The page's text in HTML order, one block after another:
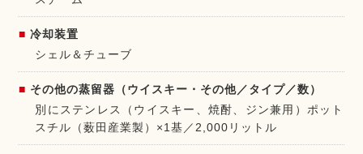
冷却装置
シェル＆チューブ
その他の蒸留器（ウイスキー・その他／タイプ／数）
別にステンレス（ウイスキー、焼酎、ジン兼用）ポット
スチル（薮田産業製）×1基／2,000リットル